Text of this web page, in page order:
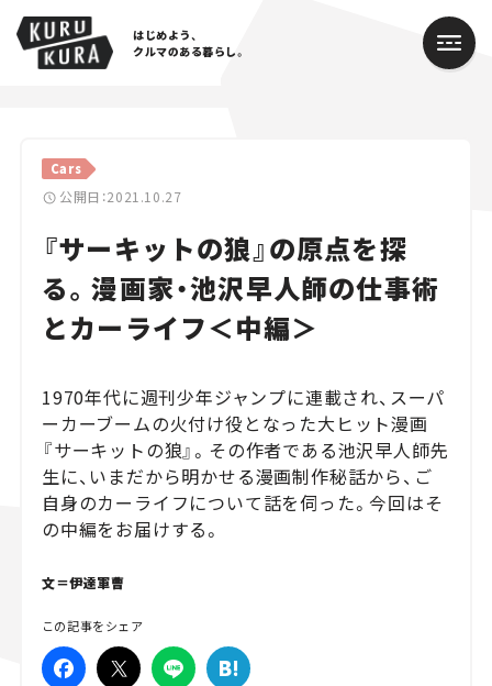
はじめよう、
クルマのある暮らし。
Cars
公開日：2021.10.27
『サーキットの狼』の原点を探
る。漫画家・池沢早人師の仕事術
とカーライフ＜中編＞
1970年代に週刊少年ジャンプに連載され、スーパ
ーカーブームの火付け役となった大ヒット漫画
『サーキットの狼』。その作者である池沢早人師先
生に、いまだから明かせる漫画制作秘話から、ご
自身のカーライフについて話を伺った。今回はそ
の中編をお届けする。
文＝伊達軍曹
この記事をシェア
Cars
Lifestyle
Traffic
Special
Series
Campaign
人気のハッシュタグ
スズキ ジムニー｜Suzuki Jimny